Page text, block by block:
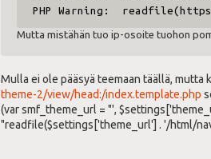
PHP Warning:
Mutta mistähän tuo ip-osoite tuohon
Mulla ei ole pääsyä teemaan täällä, mutta
theme-2/view/head:/index.template.php
(var smf_theme_url = "',
"readfile($settings['theme_url'] . '/html/